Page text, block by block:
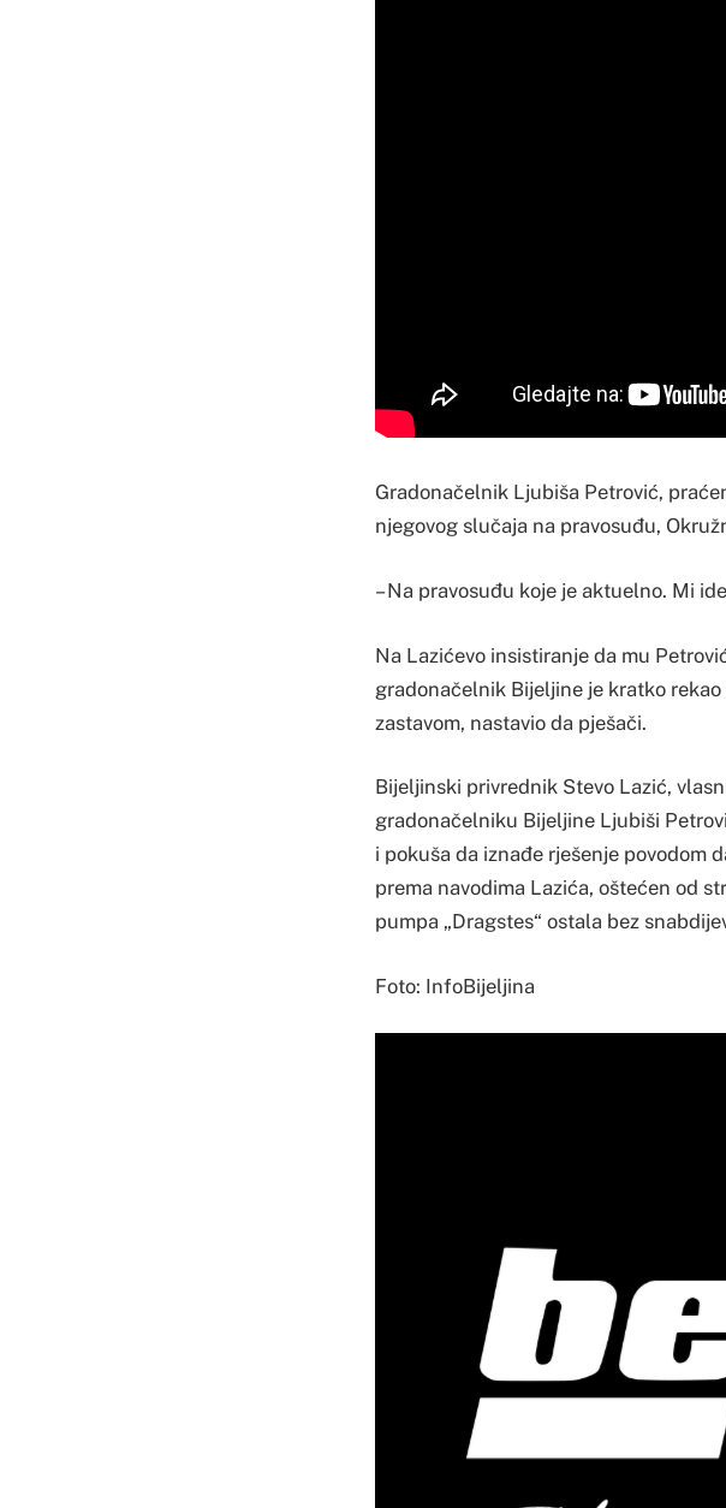
Gradonačelnik Ljubiša Petrović,
njegovog slučaja na pravosuđu,
– Na pravosuđu koje je aktuelno. Mi
Na Lazićevo insistiranje da mu
gradonačelnik Bijeljine je kratko
zastavom, nastavio da pješači.
Bijeljinski privrednik Stevo Lazić,
gradonačelniku Bijeljine Ljubiši
i pokuša da iznađe rješenje povodom
prema navodima Lazića, oštećen od
pumpa „Dragstes“ ostala bez
Foto: InfoBijeljina